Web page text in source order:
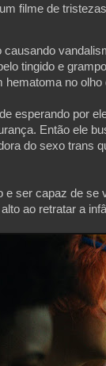
filme de
causando
tingido e
no
esperando por
Então ele
do sexo trans
ser capaz de se
ao retratar a